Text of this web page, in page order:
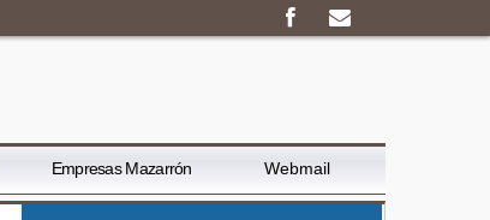
Empresas Mazarrón Webmail